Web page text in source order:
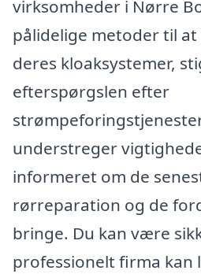
virksomheder i Nørre
pålidelige metoder til
deres kloaksystemer,
efterspørgslen efter
understreger
informeret om de
rørreparation og de
bringe. Du kan være
professionelt firma kan